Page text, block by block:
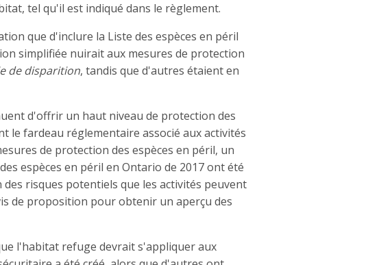
tel qu'il est indiqué dans le règlement.
que d'inclure la Liste des espèces en péril
simplifiée nuirait aux mesures de protection
de disparition, tandis que d'autres étaient en
d'offrir un haut niveau de protection des
le fardeau réglementaire associé aux activités
de protection des espèces en péril, un
espèces en péril en Ontario de 2017 ont été
risques potentiels que les activités peuvent
de proposition pour obtenir un aperçu des
l'habitat refuge devrait s'appliquer aux